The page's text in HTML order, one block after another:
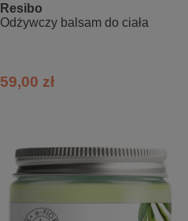
Resibo
Odżywczy balsam do ciała
59,00 zł